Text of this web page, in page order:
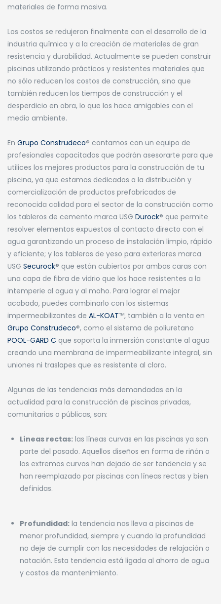
materiales de forma masiva.
Los costos se redujeron finalmente con el desarrollo de la
industria química y a la creación de materiales de gran
resistencia y durabilidad. Actualmente se pueden construir
piscinas utilizando prácticos y resistentes materiales que
no sólo reducen los costos de construcción, sino que
también reducen los tiempos de construcción y el
desperdicio en obra, lo que los hace amigables con el
medio ambiente.
En Grupo Construdeco® contamos con un equipo de
profesionales capacitados que podrán asesorarte para que
utilices los mejores productos para la construcción de tu
piscina, ya que estamos dedicados a la distribución y
comercialización de productos prefabricados de
reconocida calidad para el sector de la construcción como
los tableros de cemento marca USG Durock® que permite
resolver elementos expuestos al contacto directo con el
agua garantizando un proceso de instalación limpio, rápido
y eficiente; y los tableros de yeso para exteriores marca
USG Securock® que están cubiertos por ambas caras con
una capa de fibra de vidrio que los hace resistentes a la
intemperie al agua y al moho. Para lograr el mejor
acabado, puedes combinarlo con los sistemas
impermeabilizantes de AL-KOAT™, también a la venta en
Grupo Construdeco®, como el sistema de poliuretano
POOL-GARD C que soporta la inmersión constante al agua
creando una membrana de impermeabilizante integral, sin
uniones ni traslapes que es resistente al cloro.
Algunas de las tendencias más demandadas en la
actualidad para la construcción de piscinas privadas,
comunitarias o públicas, son:
Líneas rectas: las líneas curvas en las piscinas ya son
parte del pasado. Aquellos diseños en forma de riñón o
los extremos curvos han dejado de ser tendencia y se
han reemplazado por piscinas con líneas rectas y bien
definidas.
Profundidad: la tendencia nos lleva a piscinas de
menor profundidad, siempre y cuando la profundidad
no deje de cumplir con las necesidades de relajación o
natación. Esta tendencia está ligada al ahorro de agua
y costos de mantenimiento.